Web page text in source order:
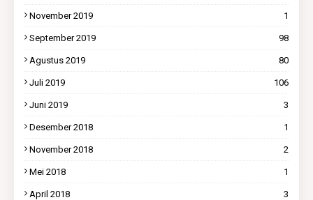
November 2019 1
September 2019 98
Agustus 2019 80
Juli 2019 106
Juni 2019 3
Desember 2018 1
November 2018 2
Mei 2018 1
April 2018 3